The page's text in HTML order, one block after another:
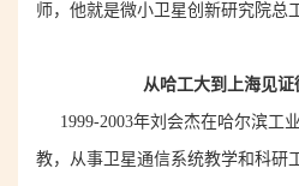
师，他就是微小卫星创新研究院总
从哈工大到上海见
1999-2003年刘会杰在哈尔滨工
教， 从事卫星通信系统教学和科研